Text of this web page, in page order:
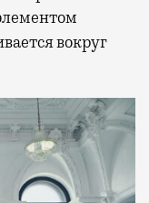
вокруг